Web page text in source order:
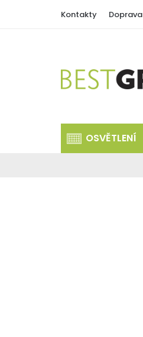
Kontakty Doprava
OSVĚTLENÍ